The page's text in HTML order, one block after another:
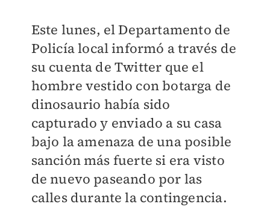
Este lunes, el Departamento de
Policía local informó a través de
su cuenta de Twitter que el
hombre vestido con botarga de
dinosaurio había sido
capturado y enviado a su casa
bajo la amenaza de una posible
sanción más fuerte si era visto
de nuevo paseando por las
calles durante la contingencia.